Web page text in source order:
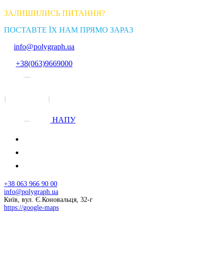
ЗАЛИШИЛИСЬ ПИТАННЯ?
ПОСТАВТЕ ЇХ НАМ ПРЯМО ЗАРАЗ
info@polygraph.ua
+38(063)9669000
НАПУ
+38 063 966 90 00
info@polygraph.ua
Київ, вул. Є.Коновальця, 32-г
https://google-maps